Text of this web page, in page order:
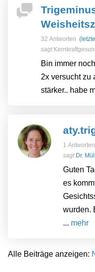
32 Antworten
sagt
Bin immer
2x versucht zu
stärker.. habe
1
sagt Dr.
Guten
es
wurden.
... mehr
Alle Beiträge anzeigen: